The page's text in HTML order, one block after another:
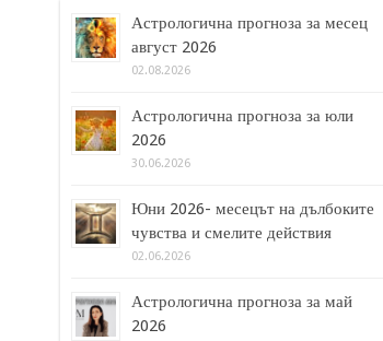
Астрологична прогноза за месец
август 2026
02.08.2026
Астрологична прогноза за юли
2026
30.06.2026
Юни 2026- месецът на дълбоките
чувства и смелите действия
02.06.2026
Астрологична прогноза за май
2026